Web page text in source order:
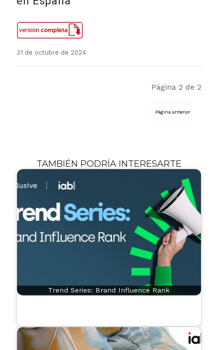
31 de octubre de 2024
Página 2 de 2
TAMBIÉN PODRÍA INTERESARTE
Trend Series: Brand Influence Rank